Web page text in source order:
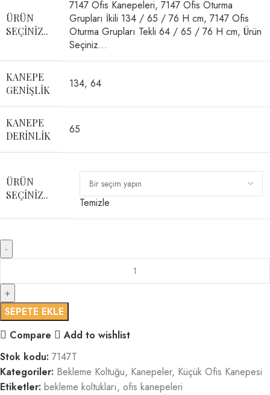
ÜRÜN
SEÇINIZ..
7147 Ofis Kanepeleri, 7147 Ofis Oturma
Grupları İkili 134 / 65 / 76 H cm, 7147 Ofis
Oturma Grupları Tekli 64 / 65 / 76 H cm, Ürün
Seçiniz…
KANEPE
GENIŞLIK
134, 64
KANEPE
DERINLIK
65
ÜRÜN
SEÇINIZ..
Temizle
SEPETE EKLE
Compare
Add to wishlist
Stok kodu: 7147T
Kategoriler: Bekleme Koltuğu, Kanepeler, Küçük Ofis Kanepesi
Etiketler: bekleme koltukları, ofis kanepeleri